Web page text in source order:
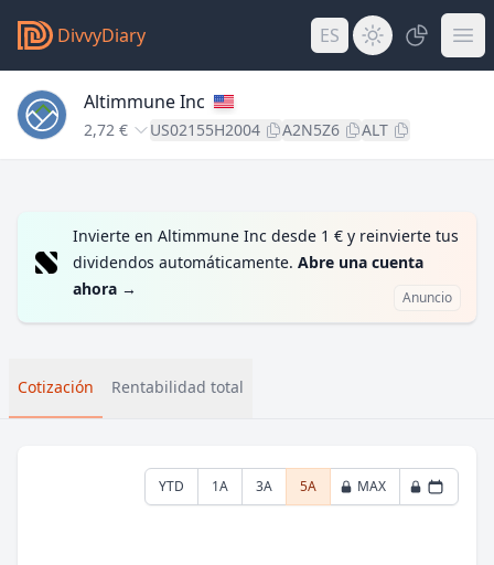
DivvyDiary ES
Altimmune Inc
2,72 € US02155H2004 A2N5Z6 ALT
Invierte en Altimmune Inc desde 1 € y reinvierte tus
dividendos automáticamente. Abre una cuenta
ahora → Anuncio
Cotización Rentabilidad total
YTD 1A 3A 5A MAX